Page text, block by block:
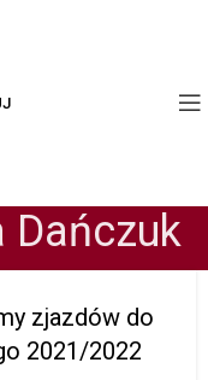
Dańczuk
zjazdów do
2021/2022